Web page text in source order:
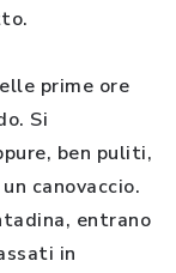
prime ore
Si
ben puliti,
canovaccio.
entrano
in